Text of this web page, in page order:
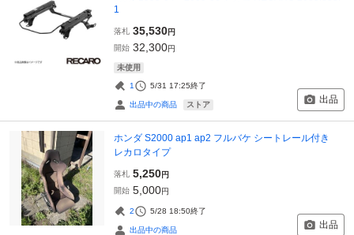
1
落札 35,530円
開始 32,300円
未使用
1 5/31 17:25終了
出品中の商品 ストア 出品
ホンダ S2000 ap1 ap2 フルバケ シートレール付き
レカロタイプ
落札 5,250円
開始 5,000円
2 5/28 18:50終了
出品中の商品 出品